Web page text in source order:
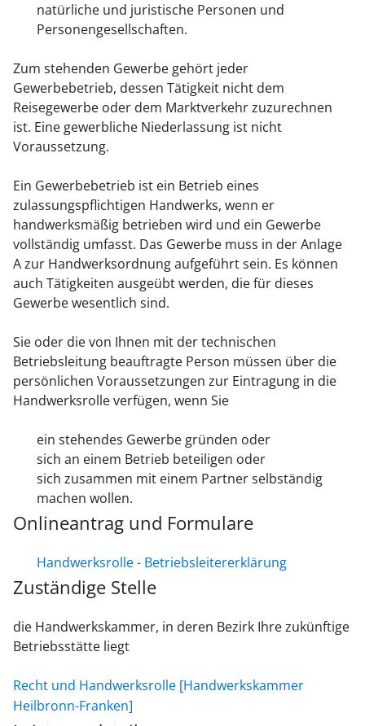
natürliche und juristische Personen und
Personengesellschaften.
Zum stehenden Gewerbe gehört jeder
Gewerbebetrieb, dessen Tätigkeit nicht dem
Reisegewerbe oder dem Marktverkehr zuzurechnen
ist. Eine gewerbliche Niederlassung ist nicht
Voraussetzung.
Ein Gewerbebetrieb ist ein Betrieb eines
zulassungspflichtigen Handwerks, wenn er
handwerksmäßig betrieben wird und ein Gewerbe
vollständig umfasst. Das Gewerbe muss in der Anlage
A zur Handwerksordnung aufgeführt sein. Es können
auch Tätigkeiten ausgeübt werden, die für dieses
Gewerbe wesentlich sind.
Sie oder die von Ihnen mit der technischen
Betriebsleitung beauftragte Person müssen über die
persönlichen Voraussetzungen zur Eintragung in die
Handwerksrolle verfügen, wenn Sie
ein stehendes Gewerbe gründen oder
sich an einem Betrieb beteiligen oder
sich zusammen mit einem Partner selbständig
machen wollen.
Onlineantrag und Formulare
Handwerksrolle - Betriebsleitererklärung
Zuständige Stelle
die Handwerkskammer, in deren Bezirk Ihre zukünftige
Betriebsstätte liegt
Recht und Handwerksrolle [Handwerkskammer
Heilbronn-Franken]